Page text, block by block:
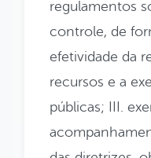
regulamentos
controle, de
efetividade da
recursos e a
públicas; III.